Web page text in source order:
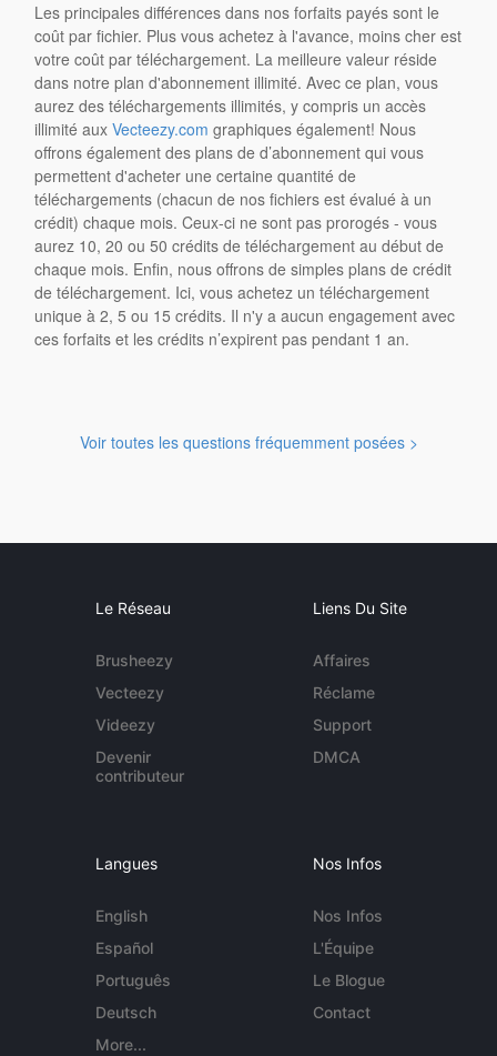
Les principales différences dans nos forfaits payés sont le
coût par fichier. Plus vous achetez à l'avance, moins cher est
votre coût par téléchargement. La meilleure valeur réside
dans notre plan d'abonnement illimité. Avec ce plan, vous
aurez des téléchargements illimités, y compris un accès
illimité auxVecteezy.com graphiques également! Nous
offrons également des plans de d’abonnement qui vous
permettent d'acheter une certaine quantité de
téléchargements (chacun de nos fichiers est évalué à un
crédit) chaque mois. Ceux-ci ne sont pas prorogés - vous
aurez 10, 20 ou 50 crédits de téléchargement au début de
chaque mois. Enfin, nous offrons de simples plans de crédit
de téléchargement. Ici, vous achetez un téléchargement
unique à 2, 5 ou 15 crédits. Il n'y a aucun engagement avec
ces forfaits et les crédits n’expirent pas pendant 1 an.
Voir toutes les questions fréquemment posées >
Le Réseau
Brusheezy
Vecteezy
Videezy
Devenir
contributeur
Liens Du Site
Affaires
Réclame
Support
DMCA
Langues
English
Español
Português
Deutsch
More...
Nos Infos
Nos Infos
L'Équipe
Le Blogue
Contact